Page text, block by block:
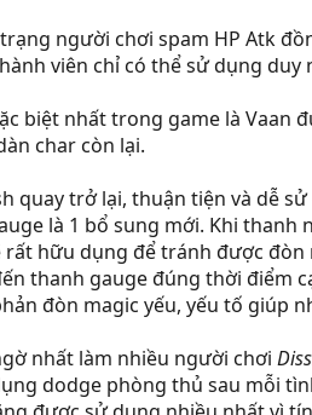
người chơi spam HP Atk
viên chỉ có thể sử dụng
biệt nhất trong game là Vaan
char còn lại.
quay trở lại, thuận tiện và dễ
là 1 bổ sung mới. Khi
rất hữu dụng để tránh được
thanh gauge đúng thời điểm
đòn magic yếu, yếu tố giúp
nhất làm nhiều người chơi
dodge phòng thủ sau mỗi